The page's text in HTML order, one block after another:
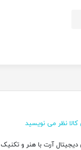
کالا نظر می نویسید
سری تابلو های دیجیتال آرت با هنر و تکنیک